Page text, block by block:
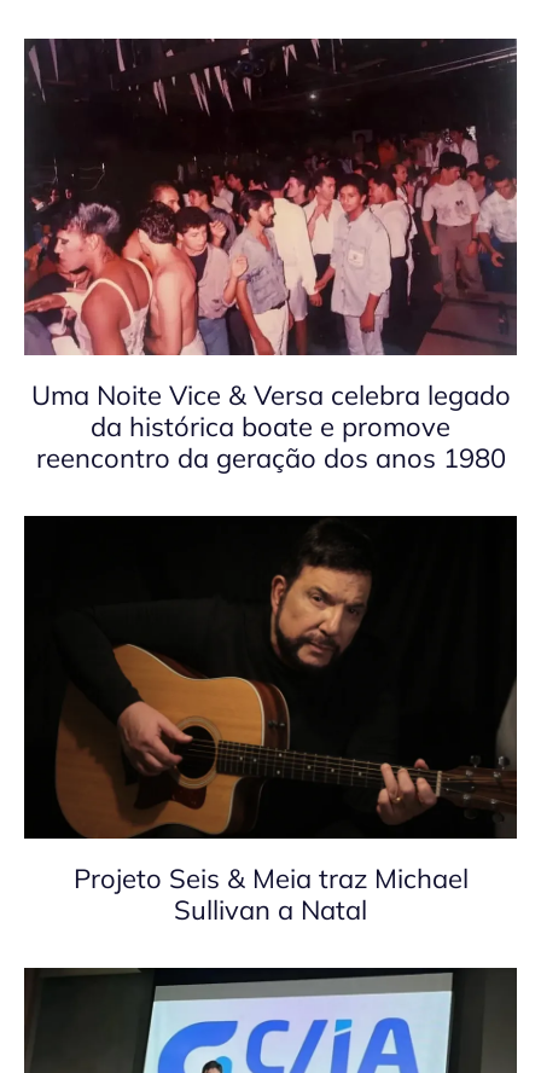
Uma Noite Vice & Versa celebra legado
da histórica boate e promove
reencontro da geração dos anos 1980
Projeto Seis & Meia traz Michael
Sullivan a Natal